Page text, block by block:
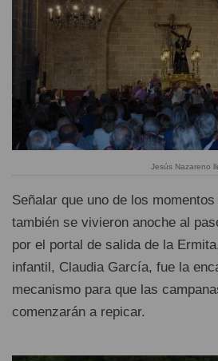
Jesús Nazareno
Señalar que uno de los
también se vivieron anoche al
por el portal de salida de la
infantil, Claudia García, fue la
mecanismo para que las
comenzarán a repicar.